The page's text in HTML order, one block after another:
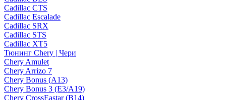
Cadillac CTS
Cadillac Escalade
Cadillac SRX
Cadillac STS
Cadillac XT5
Тюнинг Chery | Чери
Chery Amulet
Chery Arrizo 7
Chery Bonus (A13)
Chery Bonus 3 (E3/A19)
Chery CrossEastar (B14)